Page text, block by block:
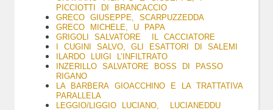
PICCIOTTI DI BRANCACCIO
GRECO GIUSEPPE, SCARPUZZEDDA
GRECO MICHELE, U PAPA
GRIGOLI SALVATORE IL CACCIATORE
I CUGINI SALVO, GLI ESATTORI DI SALEMI
ILARDO LUIGI L’INFILTRATO
INZERILLO SALVATORE BOSS DI PASSO
RIGANO
LA BARBERA GIOACCHINO E LA TRATTATIVA
PARALLELA
LEGGIO/LIGGIO LUCIANO, LUCIANEDDU